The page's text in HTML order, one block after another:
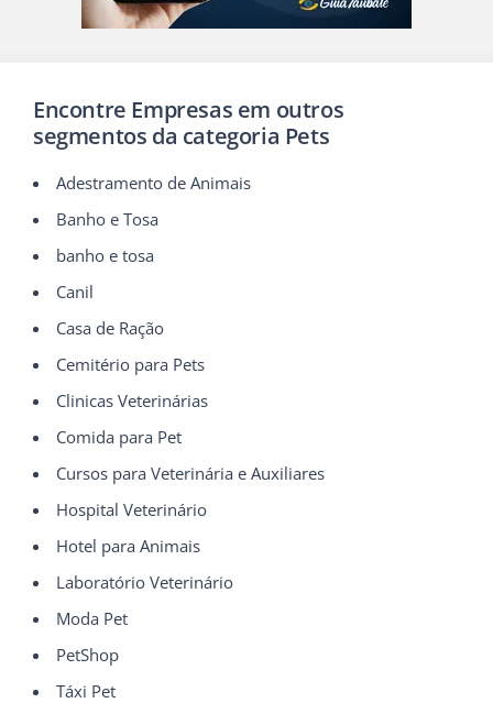
Encontre Empresas em outros
segmentos da categoria Pets
Adestramento de Animais
Banho e Tosa
banho e tosa
Canil
Casa de Ração
Cemitério para Pets
Clinicas Veterinárias
Comida para Pet
Cursos para Veterinária e Auxiliares
Hospital Veterinário
Hotel para Animais
Laboratório Veterinário
Moda Pet
PetShop
Táxi Pet